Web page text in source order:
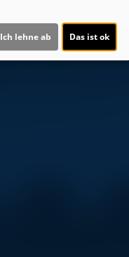
Ich lehne ab Das ist ok